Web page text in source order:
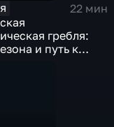
22 мин
гребля:
и путь к